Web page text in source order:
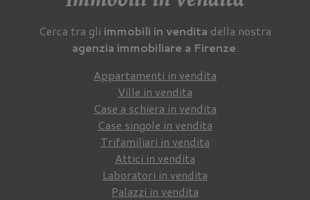
Cerca tra gli immobili in vendita della nostra
agenzia immobiliare a Firenze:
Appartamenti in vendita
Ville in vendita
Case a schiera in vendita
Case singole in vendita
Trifamiliari in vendita
Attici in vendita
Laboratori in vendita
Palazzi in vendita